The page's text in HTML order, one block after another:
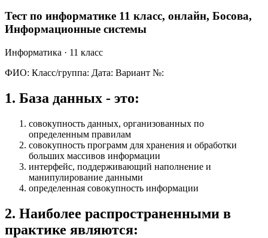
Тест по информатике 11 класс, онлайн, Босова,
Информационные системы
Информатика · 11 класс
ФИО: Класс/группа: Дата: Вариант №:
1. База данных - это:
совокупность данных, организованных по
определенным правилам
совокупность программ для хранения и обработки
больших массивов информации
интерфейс, поддерживающий наполнение и
манипулирование данными
определенная совокупность информации
2. Наиболее распространенными в
практике являются: